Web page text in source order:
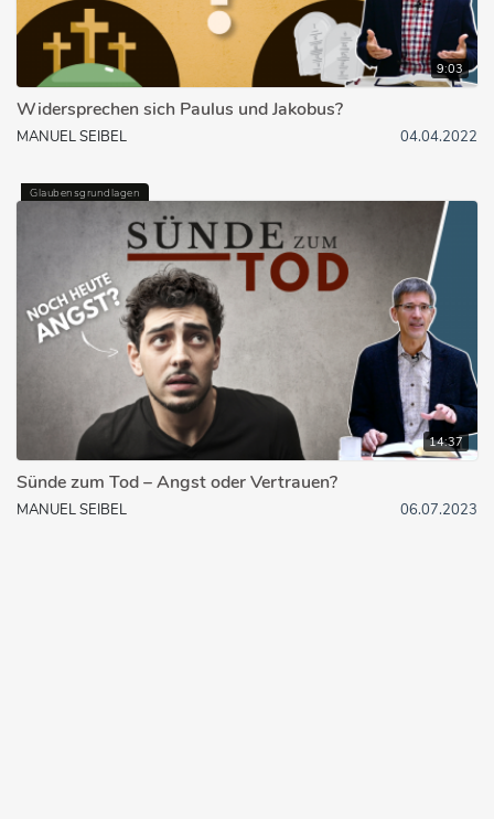
9:03
Widersprechen sich Paulus und Jakobus?
MANUEL SEIBEL 04.04.2022
Glaubensgrundlagen
14:37
Sünde zum Tod – Angst oder Vertrauen?
MANUEL SEIBEL 06.07.2023